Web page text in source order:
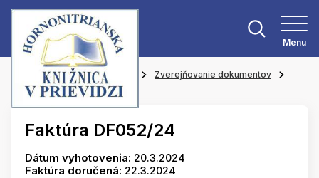
Menu
Hlavná stránka O knižnici
Zverejňovanie dokumentov
Faktúry
Faktúra DF052/24
Dátum vyhotovenia: 20.3.2024
Faktúra doručená: 22.3.2024